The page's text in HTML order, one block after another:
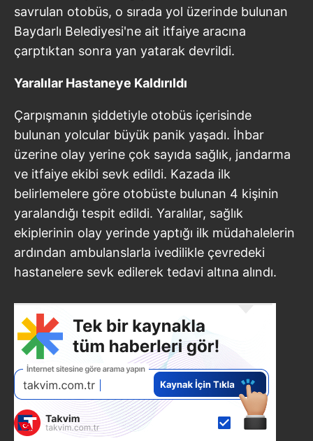
savrulan otobüs, o sırada yol üzerinde bulunan
Baydarlı Belediyesi'ne ait itfaiye aracına
çarptıktan sonra yan yatarak devrildi.
Yaralılar Hastaneye Kaldırıldı
Çarpışmanın şiddetiyle otobüs içerisinde
bulunan yolcular büyük panik yaşadı. İhbar
üzerine olay yerine çok sayıda sağlık, jandarma
ve itfaiye ekibi sevk edildi. Kazada ilk
belirlemelere göre otobüste bulunan 4 kişinin
yaralandığı tespit edildi. Yaralılar, sağlık
ekiplerinin olay yerinde yaptığı ilk müdahalelerin
ardından ambulanslarla ivedilikle çevredeki
hastanelere sevk edilerek tedavi altına alındı.